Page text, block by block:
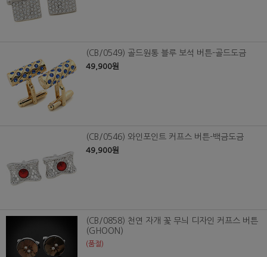
(CB/0549) 골드원통 블루 보석 버튼-골드도금
49,900원
(CB/0546) 와인포인트 커프스 버튼-백금도금
49,900원
(CB/0858) 천연 자개 꽃 무늬 디자인 커프스 버튼
(GHOON)
(품절)